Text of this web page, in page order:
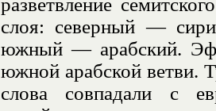
разветвление
слоя: северный —
южный — арабский.
южной арабской ветви.
слова совпадали с